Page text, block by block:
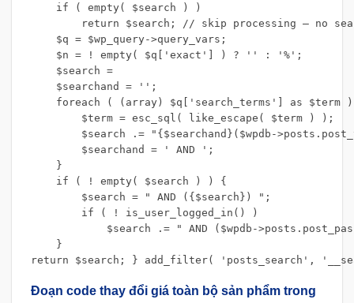
    if ( empty( $search ) )
return $search; // skip processing – no
    $q = $wp_query->query_vars;
    $n = ! empty( $q['exact'] ) ? '' : '%';
    $search =
    $searchand = '';
foreach ( (array) $q['search_terms'] as $term
        $term = esc_sql( like_escape( $term ) );
$search .= "{$searchand}($wpdb-
        $searchand = ' AND ';
    }
    if ( ! empty( $search ) ) {
        $search = " AND ({$search}) ";
        if ( ! is_user_logged_in() )
$search .= " AND ($wpdb-
    }
return $search; } add_filter( 'posts_search',
Đoạn code thay đổi giá toàn bộ sản phẩm trong